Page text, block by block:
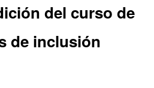
del curso de
de inclusión